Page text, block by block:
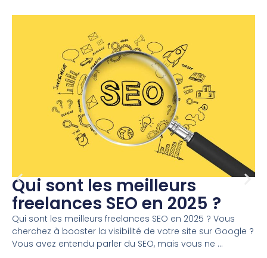
Qui sont les meilleurs
freelances SEO en 2025 ?
Qui sont les meilleurs freelances SEO en 2025 ? Vous
cherchez à booster la visibilité de votre site sur Google ?
Vous avez entendu parler du SEO, mais vous ne ...